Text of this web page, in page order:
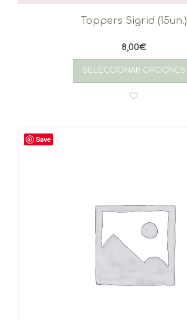
Toppers Sigrid (15un.)
8,00€
SELECCIONAR OPCIONES
Save